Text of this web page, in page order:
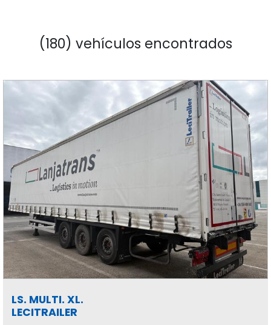
(180) vehículos encontrados
LS. MULTI. XL.
LECITRAILER